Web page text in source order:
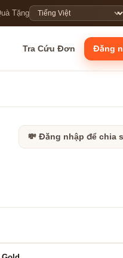
Tặng
Tra Cứu Đơn Đăng
💸 Đăng nhập để chia